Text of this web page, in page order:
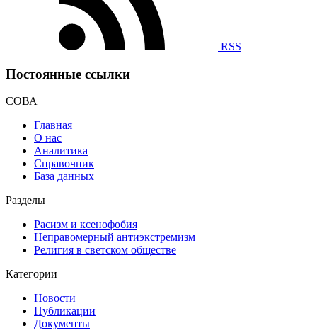
RSS
Постоянные ссылки
СОВА
Главная
О нас
Аналитика
Справочник
База данных
Разделы
Расизм и ксенофобия
Неправомерный антиэкстремизм
Религия в светском обществе
Категории
Новости
Публикации
Документы